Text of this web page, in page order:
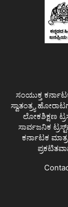
ಸಂಯುಕ್ತ
ಸ್ವಾತಂತ್ರ್ಯ
ಲೋಕಶಿಕ್ಷಣ
ಸಾರ್ವಜನಿಕ
ಕರ್ನಾಟಕ